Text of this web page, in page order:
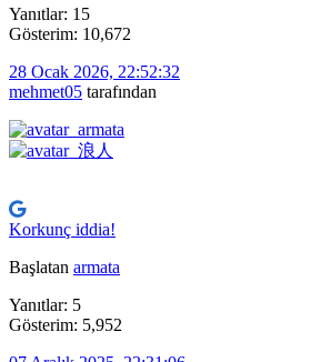
Yanıtlar: 15
Gösterim: 10,672
28 Ocak 2026, 22:52:32
mehmet05 tarafından
Korkunç iddia!
Başlatan armata
Yanıtlar: 5
Gösterim: 5,952